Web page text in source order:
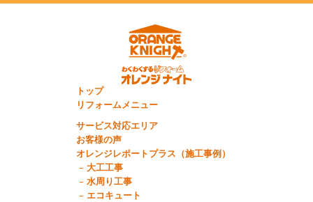
トップ
リフォームメニュー
サービス対応エリア
お客様の声
オレンジレポートプラス（施工事例）
大工工事
水周り工事
エコキュート